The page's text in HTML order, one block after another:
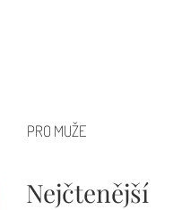
PRO MUŽE
Nejčtenější